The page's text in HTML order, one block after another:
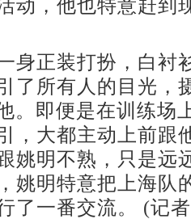
动，他也特意赶到
正装打扮，白衬
了所有人的目光，
。即便是在训练场
，大都主动上前跟
姚明不熟，只是远
姚明特意把上海队
了一番交流。 (记